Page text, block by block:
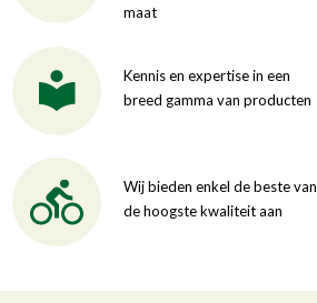
maat
Kennis en expertise in een
breed gamma van producten
Wij bieden enkel de beste van
de hoogste kwaliteit aan